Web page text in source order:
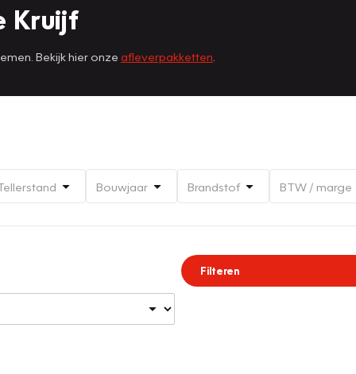
Kruijf
Bekijk hier onze afleverpakketten
Bouwjaar Brandstof BTW / marge
Filteren